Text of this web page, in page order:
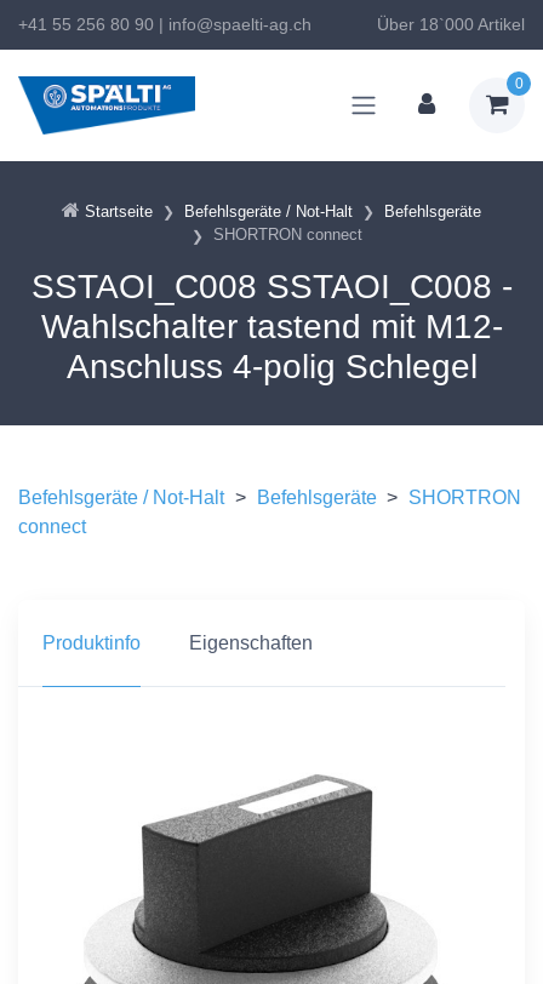
+41 55 256 80 90 | info@spaelti-ag.ch Über 18`000 Artikel
0
Startseite Befehlsgeräte / Not-Halt
Befehlsgeräte
SHORTRON connect
SSTAOI_C008 SSTAOI_C008 -
Wahlschalter tastend mit M12-
Anschluss 4-polig Schlegel
Befehlsgeräte / Not-Halt > Befehlsgeräte > SHORTRON
connect
Produktinfo Eigenschaften